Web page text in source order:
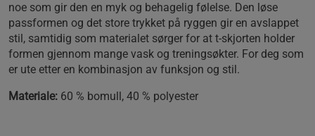
noe som gir den en myk og behagelig følelse. Den løse
passformen og det store trykket på ryggen gir en avslappet
stil, samtidig som materialet sørger for at t-skjorten holder
formen gjennom mange vask og treningsøkter. For deg som
er ute etter en kombinasjon av funksjon og stil.
Materiale: 60 % bomull, 40 % polyester